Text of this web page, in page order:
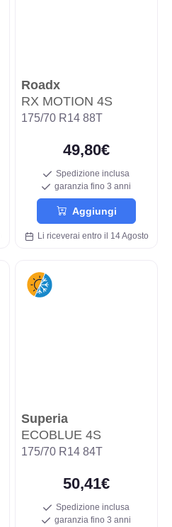
Roadx
RX MOTION 4S
175/70 R14 88T
49,80€
Spedizione inclusa
garanzia fino 3 anni
Aggiungi
Li riceverai entro il 14 Agosto
Superia
ECOBLUE 4S
175/70 R14 84T
50,41€
Spedizione inclusa
garanzia fino 3 anni